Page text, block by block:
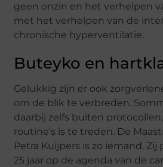
geen onzin en het verhelpen
met het verhelpen van de
chronische hyperventilatie.
Buteyko en
Gelukkig zijn er ook
om de blik te verbreden.
daarbij zelfs buiten
routine’s is te treden. De
Petra Kuijpers is zo iemand. Zij
25 jaar op de agenda van de